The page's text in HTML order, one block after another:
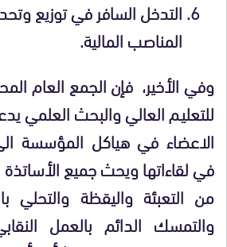
التدخل السافر في توزيع
المناصب المالية.
وفي الأخير، فإن الجمع العام
للتعليـم العاليوالبحث العلمي
الاعضاء في هياكل المؤسسة
في لقاءاتها ويحث جميع الأساتذة
من التعبئة واليقظة والتحلي
والتمسك الدائم بالعمل